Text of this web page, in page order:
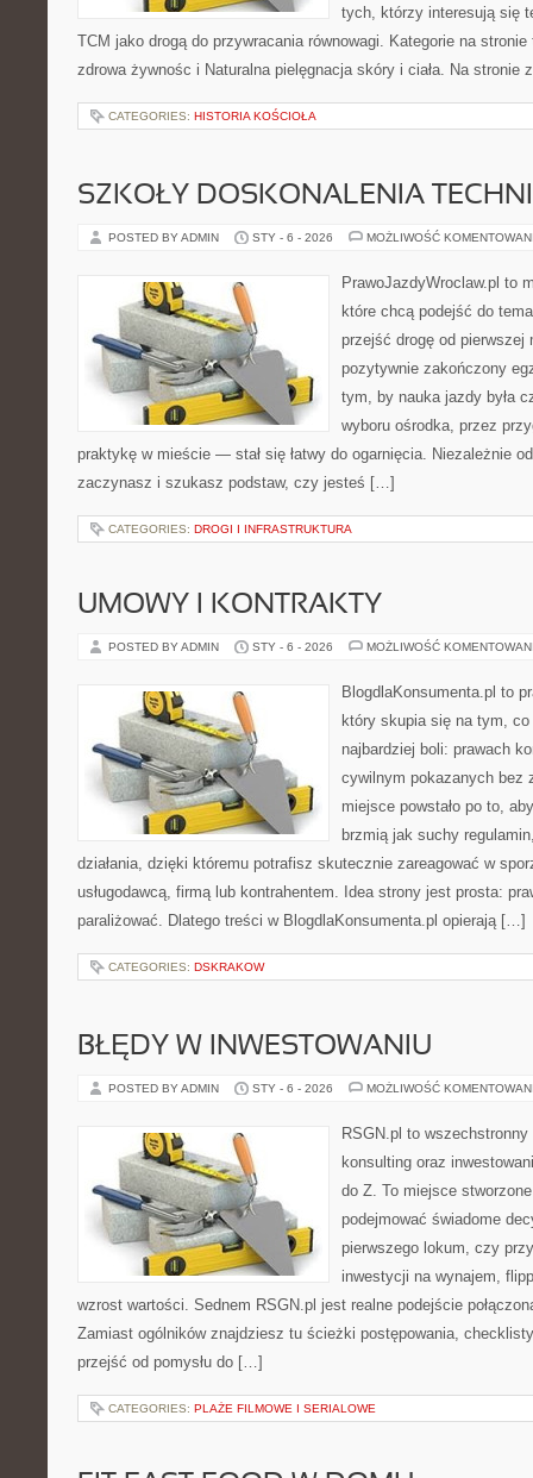
tych, którzy interesują się
TCM jako drogą do przywracania równowagi. Kategorie na
zdrowa żywnośc i Naturalna pielęgnacja skóry i ciała. Na
CATEGORIES: HISTORIA KOŚCIOŁA
SZKOŁY DOSKONALENIA
POSTED BY ADMIN STY - 6 - 2026 MOŻLIWOŚĆ
PrawoJazdyWroclaw.pl to
które chcą podejść do
przejść drogę od pierwszej
pozytywnie zakończony
tym, by nauka jazdy była
wyboru ośrodka, przez
praktykę w mieście — stał się łatwy do ogarnięcia. Niezależnie
zaczynasz i szukasz podstaw, czy jesteś […]
CATEGORIES: DROGI I INFRASTRUKTURA
UMOWY I KONTRAKTY
POSTED BY ADMIN STY - 6 - 2026 MOŻLIWOŚĆ
BlogdlaKonsumenta.pl to
który skupia się na tym,
najbardziej boli: prawach
cywilnym pokazanych bez
miejsce powstało po to,
brzmią jak suchy
działania, dzięki któremu potrafisz skutecznie zareagować w
usługodawcą, firmą lub kontrahentem. Idea strony jest prosta:
paraliżować. Dlatego treści w BlogdlaKonsumenta.pl opierają […]
CATEGORIES: DSKRAKOW
BŁĘDY W INWESTOWANIU
POSTED BY ADMIN STY - 6 - 2026 MOŻLIWOŚĆ
RSGN.pl to
konsulting oraz
do Z. To miejsce
podejmować świadome
pierwszego lokum, czy
inwestycji na wynajem,
wzrost wartości. Sednem RSGN.pl jest realne podejście
Zamiast ogólników znajdziesz tu ścieżki postępowania,
przejść od pomysłu do […]
CATEGORIES: PLAŻE FILMOWE I SERIALOWE